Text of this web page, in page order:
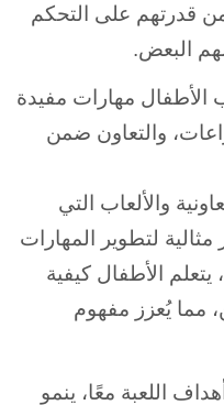
قدرتهم على التحكم
البعض.
الأطفال مهارات مفيدة
والتعاون ضمن
والألعاب التي
لتطوير المهارات
يتعلم الأطفال كيفية
مما يُعزز مفهوم
اللعبة معًا، ينمو